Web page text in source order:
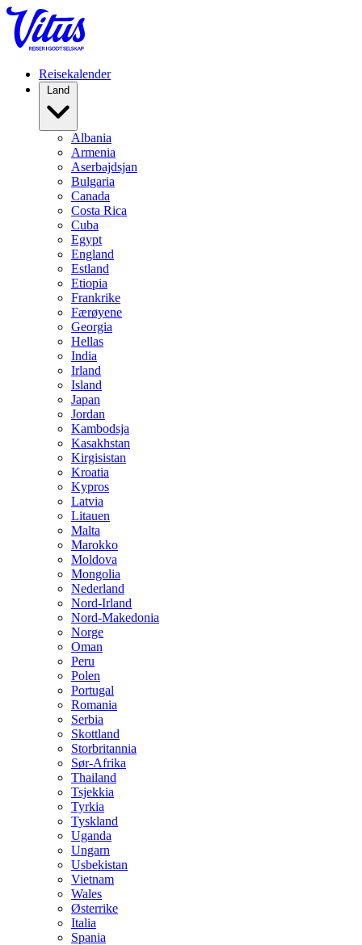
Reisekalender
Albania
Armenia
Aserbajdsjan
Bulgaria
Canada
Costa Rica
Cuba
Egypt
England
Estland
Etiopia
Frankrike
Færøyene
Georgia
Hellas
India
Irland
Island
Japan
Jordan
Kambodsja
Kasakhstan
Kirgisistan
Kroatia
Kypros
Latvia
Litauen
Malta
Marokko
Moldova
Mongolia
Nederland
Nord-Irland
Nord-Makedonia
Norge
Oman
Peru
Polen
Portugal
Romania
Serbia
Skottland
Storbritannia
Sør-Afrika
Thailand
Tsjekkia
Tyrkia
Tyskland
Uganda
Ungarn
Usbekistan
Vietnam
Wales
Østerrike
Italia
Spania